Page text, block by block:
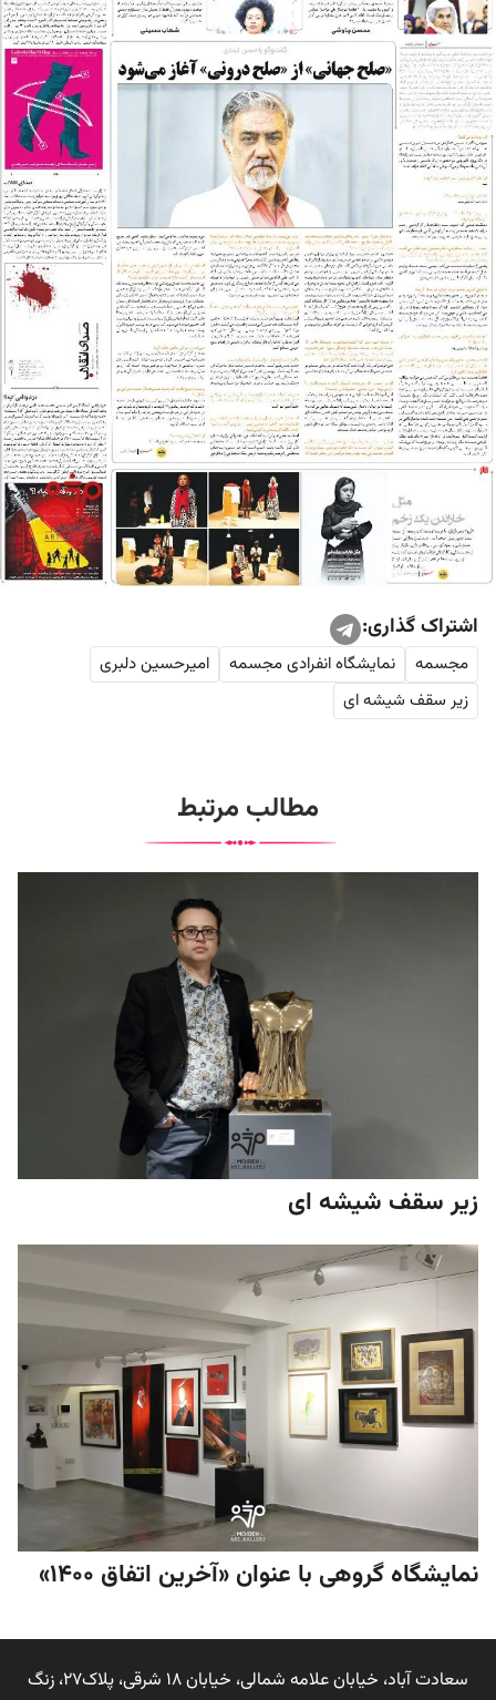
اشتراک گذاری:
مجسمه نمایشگاه انفرادی مجسمه
امیر‌حسین دلبری
زیر سقف شیشه ای
مطالب مرتبط
زیر سقف شیشه ای
نمایشگاه گروهی با عنوان «آخرین اتفاق 1400»
سعادت آباد، خیابان علامه شمالی، خیابان 18 شرقی، پلاک27، زنگ